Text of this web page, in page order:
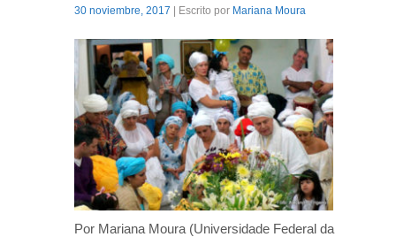
30 noviembre, 2017 | Escrito por Mariana Moura
Por Mariana Moura (Universidade Federal da